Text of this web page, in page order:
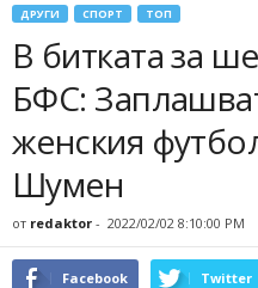
ДРУГИ СПОРТ ТОП
В битката за
БФС:
женския
Шумен
от redaktor - 2022/02/02 8:10:00 PM
Facebook Twitter